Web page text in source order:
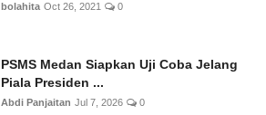
bolahita Oct 26, 2021 0
PSMS Medan Siapkan Uji Coba Jelang
Piala Presiden ...
Abdi Panjaitan Jul 7, 2026 0